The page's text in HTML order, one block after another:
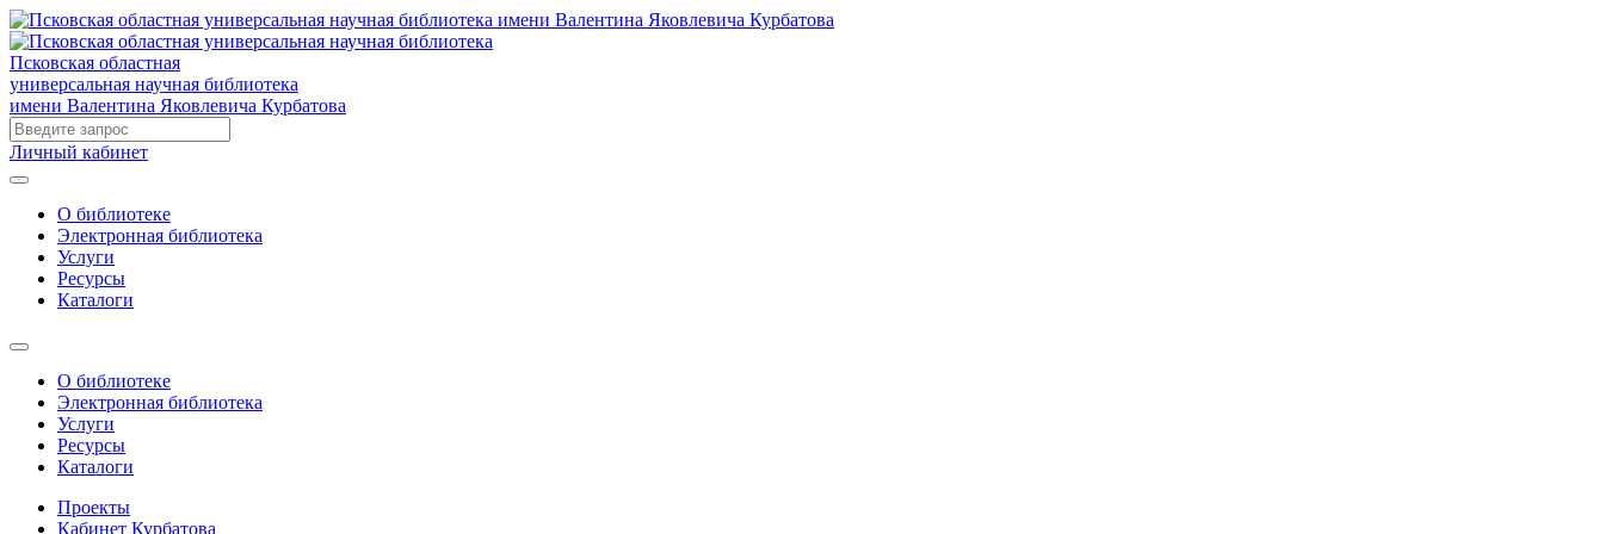
Псковская областная
универсальная научная библиотека
имени Валентина Яковлевича Курбатова
Личный кабинет
О библиотеке
Электронная библиотека
Услуги
Ресурсы
Каталоги
О библиотеке
Электронная библиотека
Услуги
Ресурсы
Каталоги
Проекты
Кабинет Курбатова